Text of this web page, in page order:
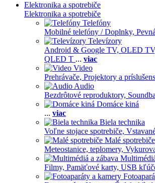
Elektronika a spotrebiče
Elektronika a spotrebiče
Telefóny
Mobilné telefóny / Doplnky,
Televízory
Android & Google TV, OLED
QLED T ... viac
Video
Prehrávače, Projektory a
Audio
Bezdrôtové reproduktory,
Domáce kiná
... viac
Biela technika
Voľne stojace spotrebiče,
Malé spotrebiče
Meteostanice, teplomery,
Filmy, Pamäťové karty, USB